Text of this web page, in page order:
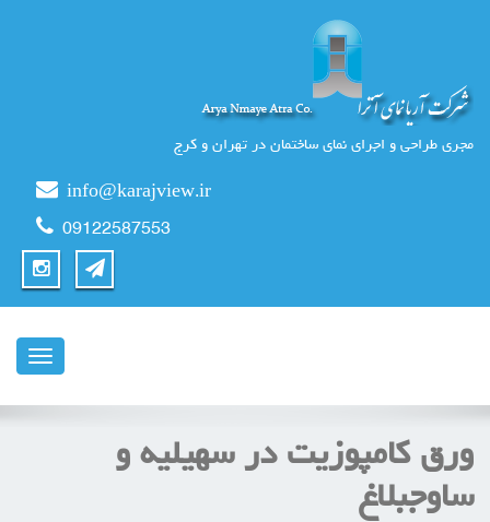
مجری طراحی و اجرای نمای ساختمان در تهران و کرج
info@karajview.ir
09122587553
ناوبری
ورق کامپوزیت در سهیلیه و
ساوجبلاغ